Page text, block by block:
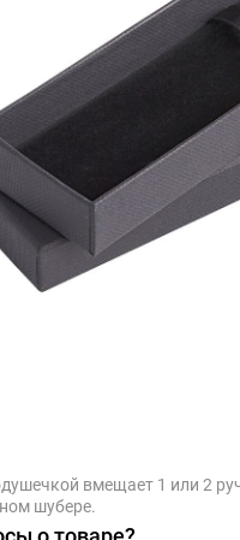
вмещает 1 или 2
шубере.